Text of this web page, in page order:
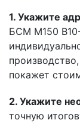
1. Укажите
БСМ М150
покажет
2. Укажите
точную